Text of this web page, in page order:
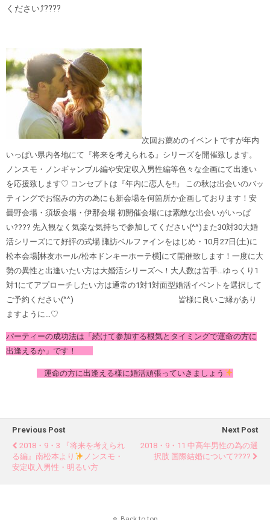
ください⤴︎????
次回お薦めのイベントですが年内
いっぱい県内各地にて『将来を考えられる』シリーズを開催致します。
ノンスモ・ノンギャンブル編や安定収入男性編等色々な企画にて出逢い
を応援致します♡ コンセプトは『年内に恋人を‼︎』 この秋は出会いのバッ
ティングでお悩みの方の為にも新会場を何箇所か企画しております！安
曇野会場・須坂会場・伊那会場 初開催会場には素敵な出会いがいっぱ
い???? 先入観なく気楽な気持ちで参加してください(^^)また30対30大婚
活シリーズにて好評の式場 諏訪ベルファインをはじめ・10月27日(土)に
松本会場[林友ホール/松本ドンキーホーテ横]にて開催致します！一度に大
勢の異性と出逢いたい方は大婚活シリーズへ！大人数は苦手…ゆっくり1
対1にてアプローチしたい方は通常の1対1対面型婚活イベントを選択して
ご予約ください(^^) 皆様に良いご縁があり
ますように…♡
パーティーの成功法は「続けて参加する根気とタイミングで運命の方に
出逢えるか」です！
運命の方に出逢える様に婚活頑張っていきましょう
Previous Post
2018・9・3 『将来を考えられ
る編』南松本より
ノンスモ・
安定収入男性・明るい方
Next Post
2018・9・11 中高年男性の為の選
択肢 国際結婚について????